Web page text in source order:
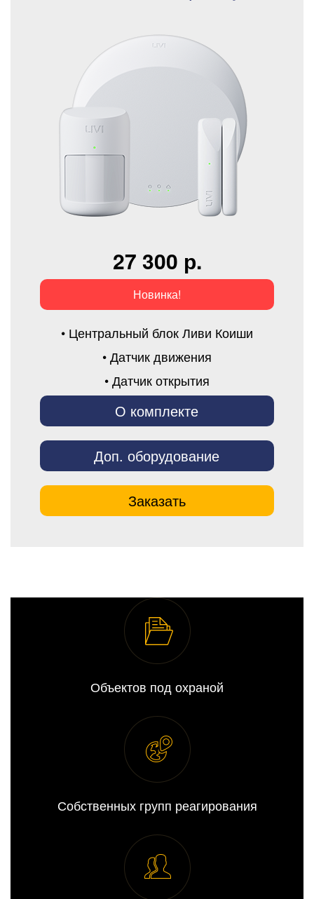
27 300 р.
Новинка!
• Центральный блок Ливи Коиши
• Датчик движения
• Датчик открытия
О комплекте
Доп. оборудование
Заказать
Объектов под охраной
Собственных групп реагирования